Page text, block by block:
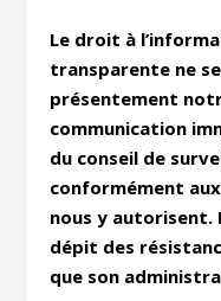
Le droit à
transparente ne
présentement
communication
du conseil de
conformément aux
nous y autorisent.
dépit des
que son